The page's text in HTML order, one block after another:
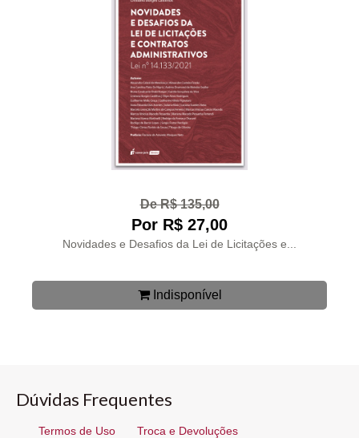
De R$ 135,00
Por R$ 27,00
Novidades e Desafios da Lei de Licitações e...
Indisponível
Dúvidas Frequentes
Termos de Uso Troca e Devoluções